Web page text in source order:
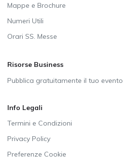
Mappe e Brochure
Numeri Utili
Orari SS. Messe
Risorse Business
Pubblica gratuitamente il tuo evento
Info Legali
Termini e Condizioni
Privacy Policy
Preferenze Cookie